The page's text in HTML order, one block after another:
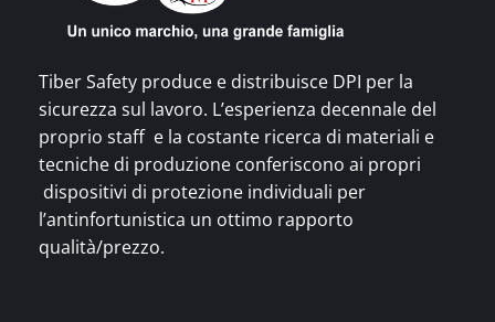
Tiber Safety produce e distribuisce DPI per la
sicurezza sul lavoro. L’esperienza decennale del
proprio staff e la costante ricerca di materiali e
tecniche di produzione conferiscono ai propri
dispositivi di protezione individuali per
l’antinfortunistica un ottimo rapporto
qualità/prezzo.